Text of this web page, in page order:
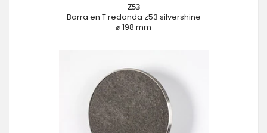
Z53
Barra en T redonda z53 silvershine
⌀ 198 mm